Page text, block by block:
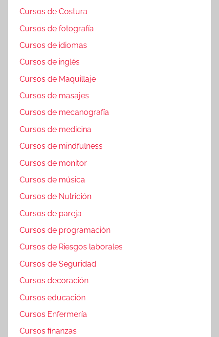
Cursos de Costura
Cursos de fotografía
Cursos de idiomas
Cursos de inglés
Cursos de Maquillaje
Cursos de masajes
Cursos de mecanografía
Cursos de medicina
Cursos de mindfulness
Cursos de monitor
Cursos de música
Cursos de Nutrición
Cursos de pareja
Cursos de programación
Cursos de Riesgos laborales
Cursos de Seguridad
Cursos decoración
Cursos educación
Cursos Enfermería
Cursos finanzas